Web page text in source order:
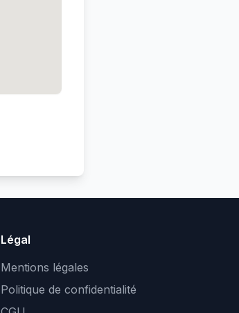
Légal
Mentions légales
Politique de confidentialité